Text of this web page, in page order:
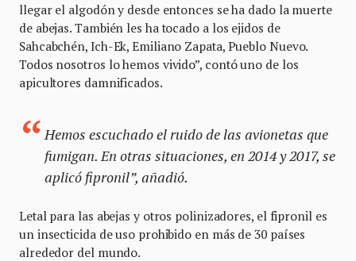
llegar el algodón y desde entonces se ha dado la muerte
de abejas. También les ha tocado a los ejidos de
Sahcabchén, Ich-Ek, Emiliano Zapata, Pueblo Nuevo.
Todos nosotros lo hemos vivido”, contó uno de los
apicultores damnificados.
Hemos escuchado el ruido de las avionetas que
fumigan. En otras situaciones, en 2014 y 2017, se
aplicó fipronil”, añadió.
Letal para las abejas y otros polinizadores, el fipronil es
un insecticida de uso prohibido en más de 30 países
alrededor del mundo.